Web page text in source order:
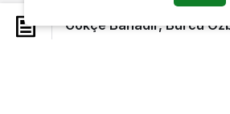
Gökçe Bahadır, Burcu